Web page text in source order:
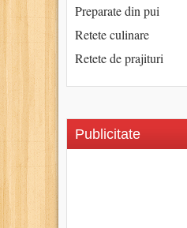
Preparate din pui
Retete culinare
Retete de prajituri
Publicitate